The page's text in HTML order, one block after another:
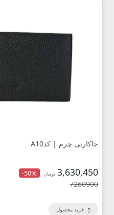
جاکارتی چرم | کدA10
3,630,450 تومان -50%
7260900
خرید محصول